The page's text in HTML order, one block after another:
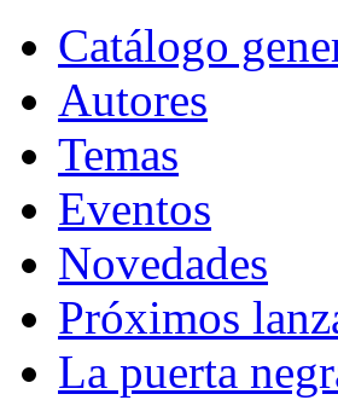
Catálogo
Autores
Temas
Eventos
Novedades
Próximos
La puerta